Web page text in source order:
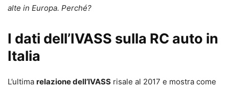
alte in Europa. Perché?
I dati dell’IVASS sulla RC auto in
Italia
L’ultima relazione dell’IVASS risale al 2017 e mostra come